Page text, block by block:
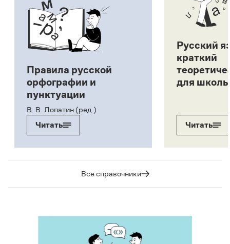
Правила русской
орфографии и
пунктуации
В. В. Лопатин (ред.)
Читать
Русский
краткий
для
Читать
Все справочники